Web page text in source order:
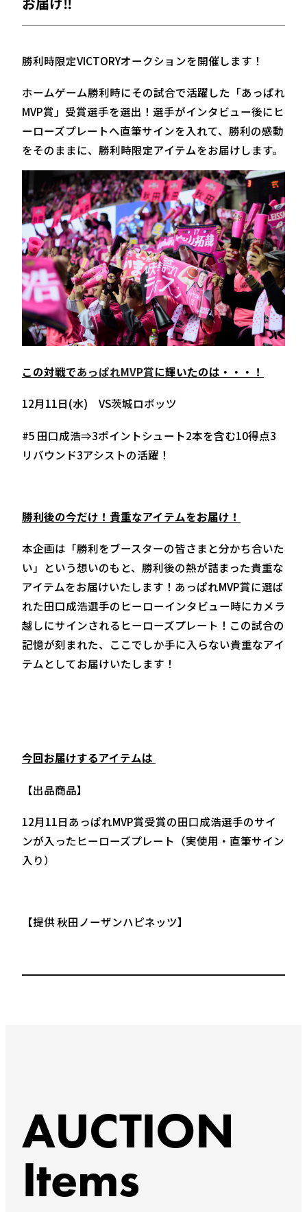
勝利時限定VICTORYオークションを開催します！
ホームゲーム勝利時にその試合で活躍した「あっぱれ
MVP賞」受賞選手を選出！選手がインタビュー後にヒ
ーローズプレートへ直筆サインを入れて、勝利の感動
をそのままに、勝利時限定アイテムをお届けします。
この対戦であっぱれMVP賞に輝いたのは・・・！
12月11日(水) VS茨城ロボッツ
#5 田口成浩⇒3ポイントシュート2本を含む10得点3
リバウンド3アシストの活躍！
勝利後の今だけ！貴重なアイテムをお届け！
本企画は「勝利をブースターの皆さまと分かち合いた
い」という想いのもと、勝利後の熱が詰まった貴重な
アイテムをお届けいたします！あっぱれMVP賞に選ば
れた田口成浩選手のヒーローインタビュー時にカメラ
越しにサインされるヒーローズプレート！この試合の
記憶が刻まれた、ここでしか手に入らない貴重なアイ
テムとしてお届けいたします！
今回お届けするアイテムは
【出品商品】
12月11日あっぱれMVP賞受賞の田口成浩選手のサイ
ンが入ったヒーローズプレート（実使用・直筆サイン
入り）
【提供 秋田ノーザンハピネッツ】
AUCTION
Items